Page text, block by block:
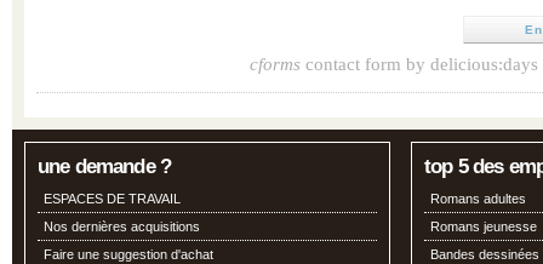
cforms contact form by delicious:days
une demande ?
ESPACES DE TRAVAIL
Nos dernières acquisitions
Faire une suggestion d'achat
top 5 des
Romans adultes
Romans jeunesse
Bandes dessinées